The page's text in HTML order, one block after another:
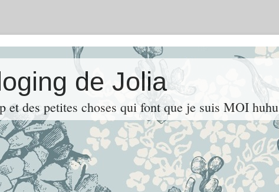
de Jolia
et des petites choses qui font que je suis MOI huhu